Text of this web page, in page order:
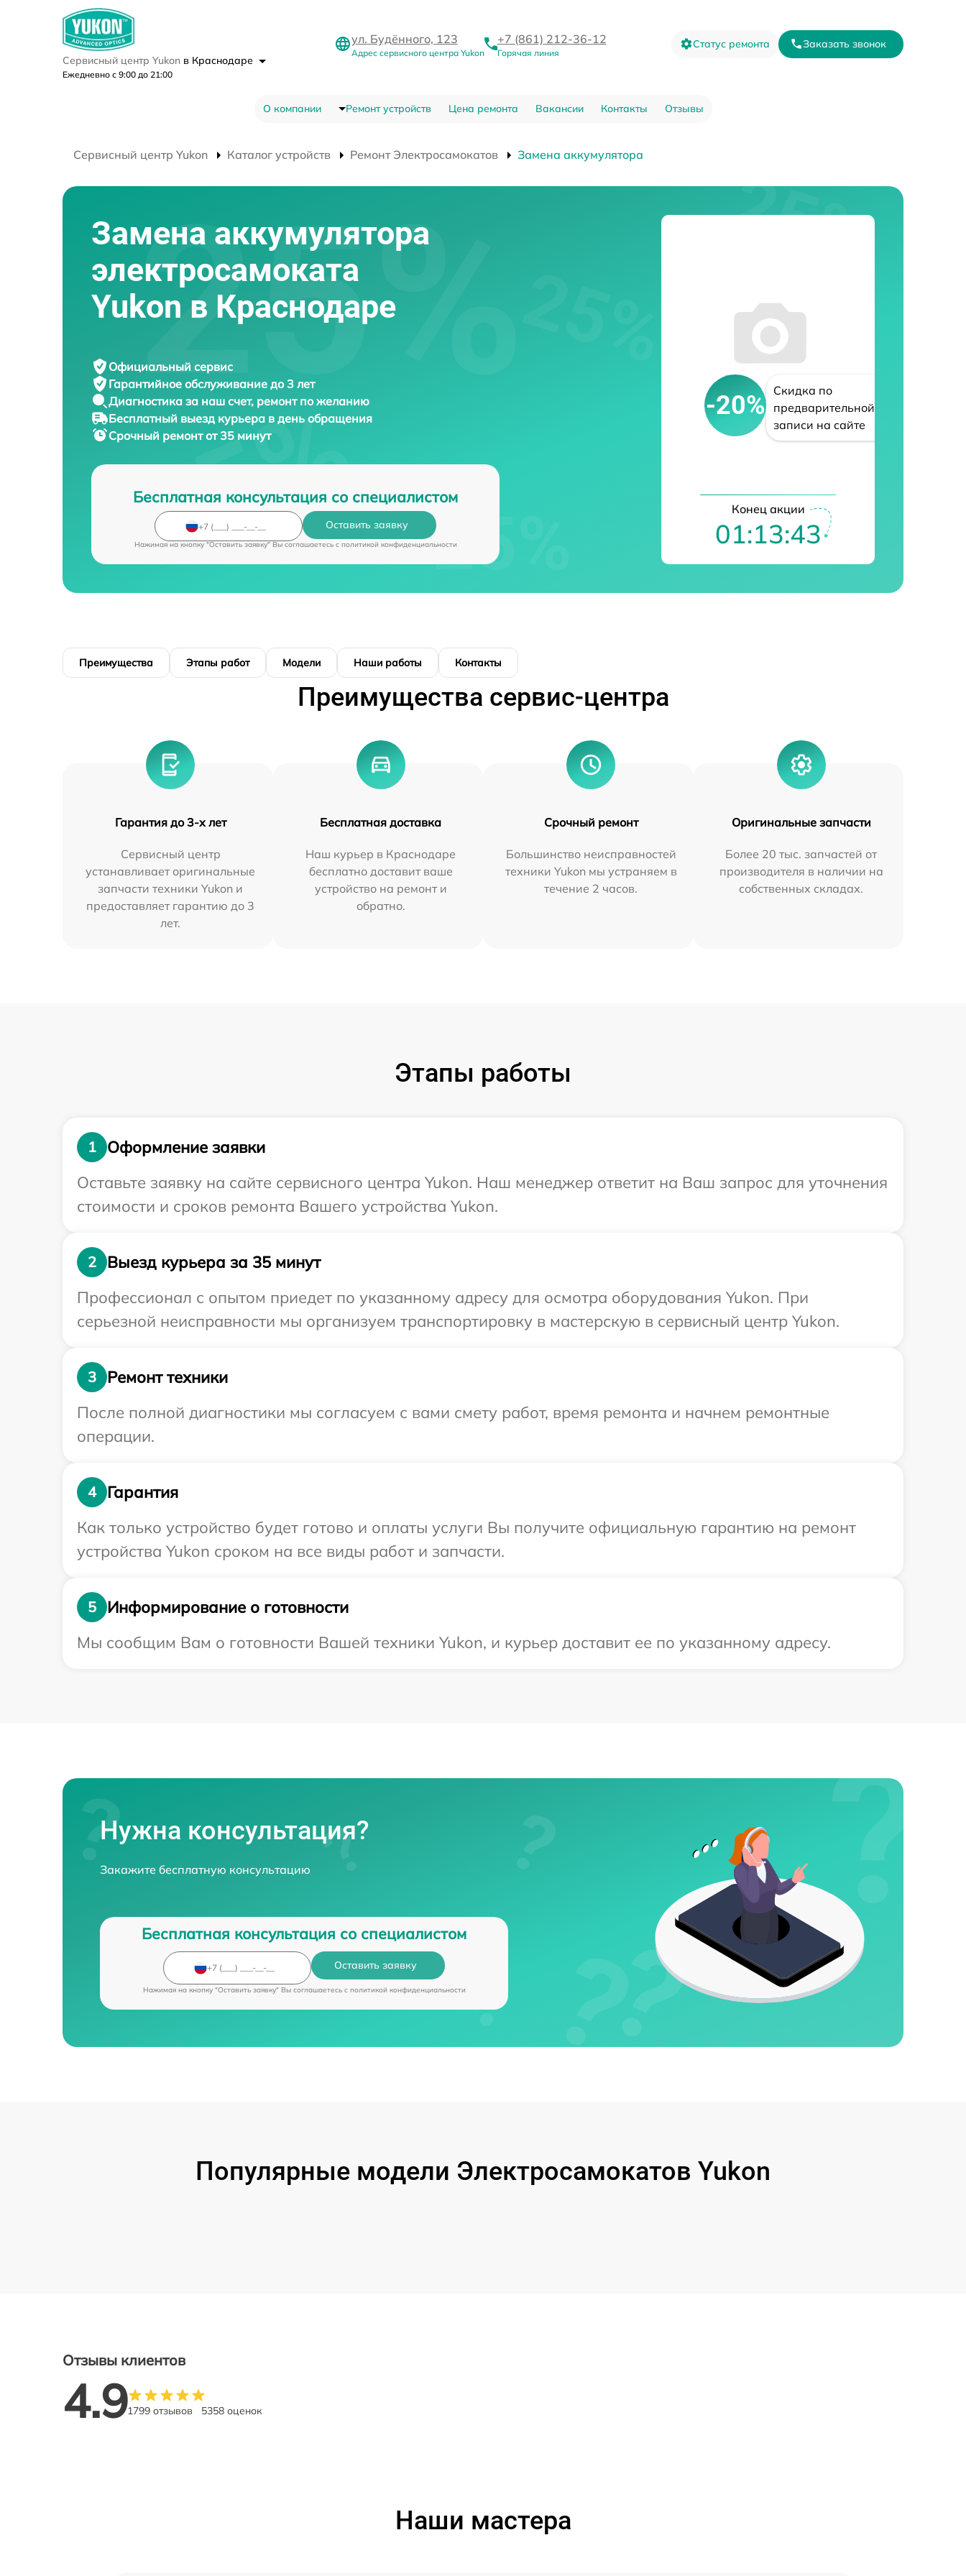
Сервисный центр Yukon в Краснодаре
Ежедневно с 9:00 до 21:00
ул. Будённого, 123
Адрес сервисного центра Yukon
+7 (861) 212-36-12
Горячая линия
Статус ремонта Заказать звонок
О компании Ремонт устройств Цена ремонта Вакансии Контакты Отзывы
Сервисный центр Yukon Каталог устройств Ремонт Электросамокатов Замена аккумулятора
Замена аккумулятора
электросамоката
Yukon в Краснодаре
Официальный сервис
Гарантийное обслуживание до 3 лет
Диагностика за наш счет, ремонт по желанию
Бесплатный выезд курьера в день обращения
Срочный ремонтот 35 минут
Бесплатная консультация со специалистом
Оставить заявку
Нажимая на кнопку "Оставить заявку" Вы соглашаетесь c политикой конфиденциальности
-20%
Скидка по
предварительной
записи на сайте
Конец акции
01:13:41
Преимущества Этапы работ Модели Наши работы Контакты
Преимущества сервис-центра
Гарантия до 3-х лет
Сервисный центр
устанавливает оригинальные
запчасти техники Yukon и
предоставляет гарантию до 3
лет.
Бесплатная доставка
Наш курьер в Краснодаре
бесплатно доставит ваше
устройство на ремонт и
обратно.
Срочный ремонт
Большинство неисправностей
техники Yukon мы устраняем в
течение 2 часов.
Оригинальные запчасти
Более 20 тыс. запчастей от
производителя в наличии на
собственных складах.
Этапы работы
1
Оформление заявки
Оставьте заявку на сайте сервисного центра Yukon. Наш менеджер ответит на Ваш запрос для уточнения
стоимости и сроков ремонта Вашего устройства Yukon.
2
Выезд курьера за 35 минут
Профессионал с опытом приедет по указанному адресу для осмотра оборудования Yukon. При
серьезной неисправности мы организуем транспортировку в мастерскую в сервисный центр Yukon.
3
Ремонт техники
После полной диагностики мы согласуем с вами смету работ, время ремонта и начнем ремонтные
операции.
4
Гарантия
Как только устройство будет готово и оплаты услуги Вы получите официальную гарантию на ремонт
устройства Yukon сроком на все виды работ и запчасти.
5
Информирование о готовности
Мы сообщим Вам о готовности Вашей техники Yukon, и курьер доставит ее по указанному адресу.
Нужна консультация?
Закажите бесплатную консультацию
Бесплатная консультация со специалистом
Оставить заявку
Нажимая на кнопку "Оставить заявку" Вы соглашаетесь c политикой конфиденциальности
Популярные модели Электросамокатов Yukon
Отзывы клиентов
4.91799 отзывов 5358 оценок
Наши мастера